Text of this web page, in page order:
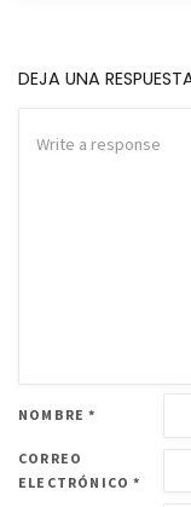
DEJA UNA
NOMBRE*
CORREO
ELECTRÓNICO*